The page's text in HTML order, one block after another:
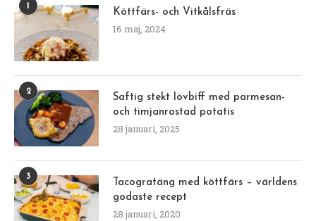
1
Köttfärs- och Vitkålsfräs
16 maj, 2024
2
Saftig stekt lövbiff med parmesan-
och timjanrostad potatis
28 januari, 2025
3
Tacogratäng med köttfärs – världens
godaste recept
28 januari, 2020